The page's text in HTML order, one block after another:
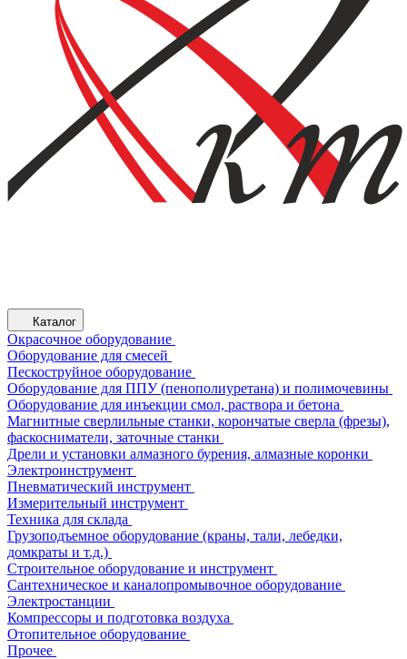
Каталог
Окрасочное оборудование
Оборудование для смесей
Пескоструйное оборудование
Оборудование для ППУ (пенополиуретана) и полимочевины
Оборудование для инъекции смол, раствора и бетона
Магнитные сверлильные станки, корончатые сверла (фрезы),
фаскосниматели, заточные станки
Дрели и установки алмазного бурения, алмазные коронки
Электроинструмент
Пневматический инструмент
Измерительный инструмент
Техника для склада
Грузоподъемное оборудование (краны, тали, лебедки,
домкраты и т.д.)
Строительное оборудование и инструмент
Сантехническое и каналопромывочное оборудование
Электростанции
Компрессоры и подготовка воздуха
Отопительное оборудование
Прочее